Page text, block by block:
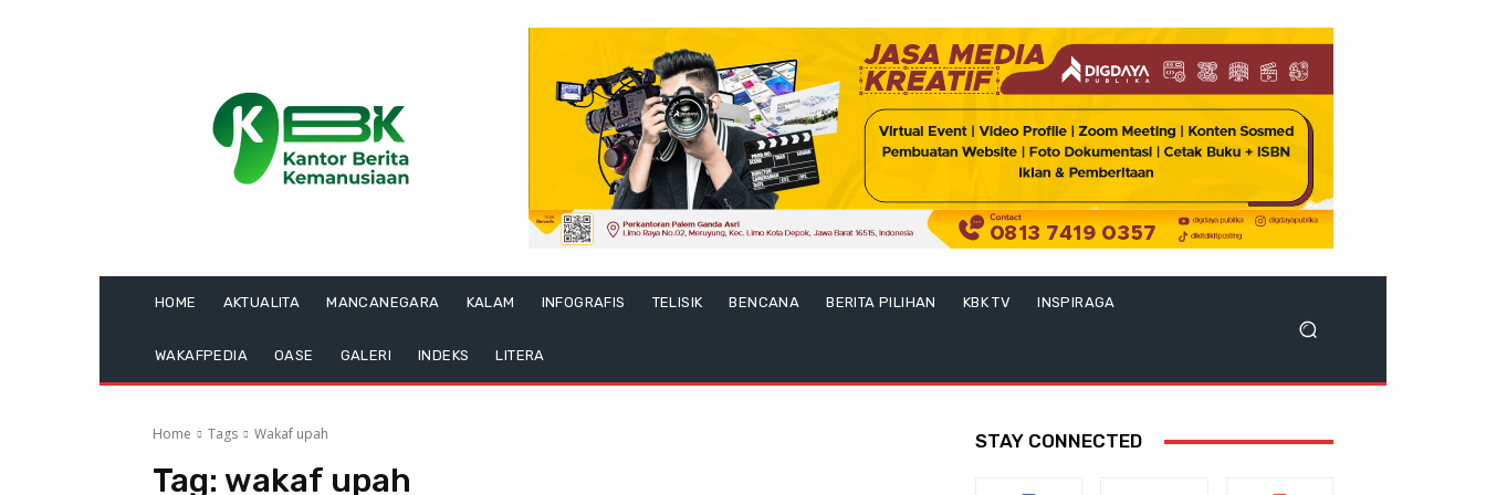
HOME AKTUALITA MANCANEGARA KALAM INFOGRAFIS TELISIK BENCANA BERITA PILIHAN KBK TV INSPIRAGA
WAKAFPEDIA OASE GALERI INDEKS LITERA
Home Tags Wakaf upah
Tag: wakaf upah
STAY CONNECTED